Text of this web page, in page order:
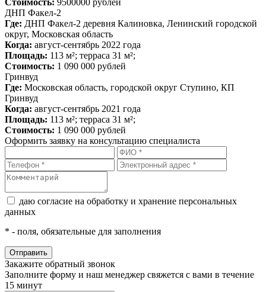
ДНП Факел-2
Где: ДНП Факел-2 деревня Калиновка, Ленинский городской
округ, Московская область
Когда: август-сентябрь 2022 года
Площадь: 113 м²; терраса 31 м²;
Стоимость: 1 090 000 рублей
Гринвуд
Где: Московская область, городской округ Ступино, КП
Гринвуд
Когда: август-сентябрь 2021 года
Площадь: 113 м²; терраса 31 м²;
Стоимость: 1 090 000 рублей
Оформить заявку на консультацию специалиста
даю согласие на обработку и хранение персональных
данных
* - поля, обязательные для заполнения
Закажите обратный звонок
Заполните форму и наш менеджер свяжется с вами в течение
15 минут